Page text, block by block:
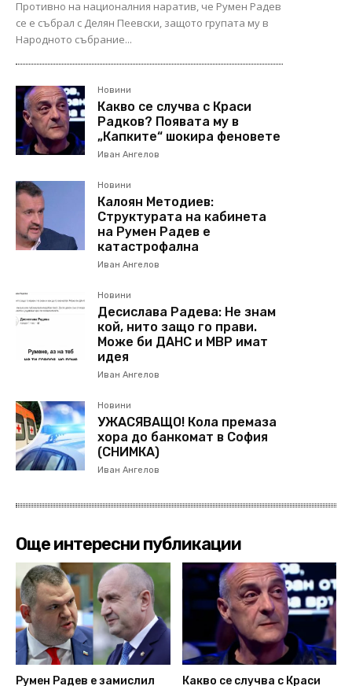
Противно на националния наратив, че Румен Радев
се е събрал с Делян Пеевски, защото групата му в
Народното събрание...
Новини
Какво се случва с Краси
Радков? Появата му в
„Капките“ шокира феновете
Иван Ангелов
Новини
Калоян Методиев:
Структурата на кабинета
на Румен Радев е
катастрофална
Иван Ангелов
Новини
Десислава Радева: Не знам
кой, нито защо го прави.
Може би ДАНС и МВР имат
идея
Иван Ангелов
Новини
УЖАСЯВАЩО! Кола премаза
хора до банкомат в София
(СНИМКА)
Иван Ангелов
Още интересни публикации
Румен Радев е замислил Какво се случва с Краси